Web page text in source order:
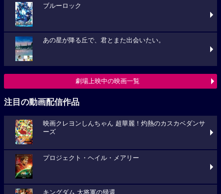
ブルーロック
あの星が降る丘で、君とまた出会いたい。
劇場上映中の映画一覧
注目の動画配信作品
映画クレヨンしんちゃん 超華麗！灼熱のカスカベダンサ
ーズ
プロジェクト・ヘイル・メアリー